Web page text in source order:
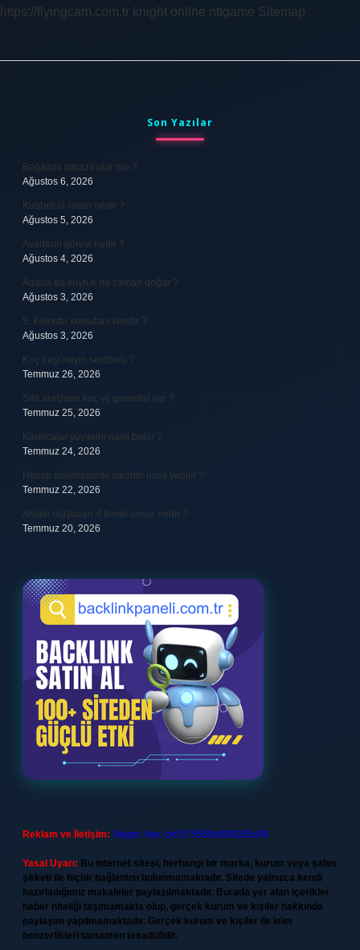
https://flyingcam.com.tr knight online nttgame Sitemap
Son Yazılar
Boğazda parazit olur mu ?
Ağustos 6, 2026
Kubbet-ül-İslam nedir ?
Ağustos 5, 2026
Avarların görevi nedir ?
Ağustos 4, 2026
Adana’da kuyruk ne zaman doğar ?
Ağustos 3, 2026
5. Kolordu komutanı kimdir ?
Ağustos 3, 2026
Koç başı neyin sembolü ?
Temmuz 26, 2026
Sıfır araçların kaç yıl garantisi var ?
Temmuz 25, 2026
Karıncalar yuvasını nasıl bulur ?
Temmuz 24, 2026
Hesap makinesinde iskonto nasıl yapılır ?
Temmuz 22, 2026
Ahlaki oluşturan 4 temel unsur nedir ?
Temmuz 20, 2026
Reklam ve İletişim: Skype: live:.cid.575569c608265c69
Yasal Uyarı: Bu internet sitesi, herhangi bir marka, kurum veya şahıs
şirketi ile hiçbir bağlantısı bulunmamaktadır. Sitede yalnızca kendi
hazırladığımız makaleler paylaşılmaktadır. Burada yer alan içerikler
haber niteliği taşımamakta olup, gerçek kurum ve kişiler hakkında
paylaşım yapılmamaktadır. Gerçek kurum ve kişiler ile isim
benzerlikleri tamamen tesadüfidir.